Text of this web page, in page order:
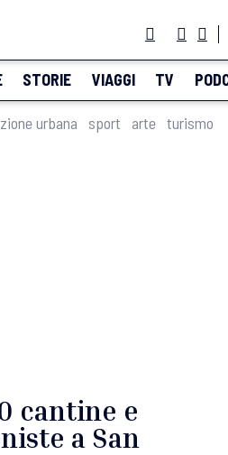
STORIE VIAGGI TV
urbana sport arte turismo
cantine e
a San